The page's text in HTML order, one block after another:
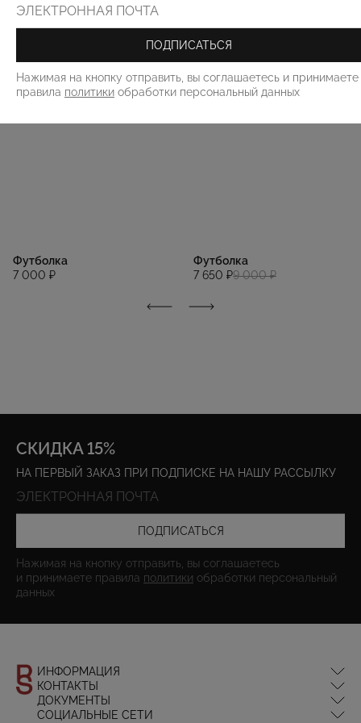
Футболка
7 000 ₽
Футболка
7 650 ₽9 000 ₽
СКИДКА 15%
НА ПЕРВЫЙ ЗАКАЗ ПРИ ПОДПИСКЕ НА НАШУ РАССЫЛКУ
ПОДПИСАТЬСЯ
Нажимая на кнопку отправить, вы соглашаетесь
и принимаете правила политики обработки персональный
данных
ИНФОРМАЦИЯ
Оплата и доставка
Обмен и возврат
КОНТАКТЫ
info@redseptemberdesign.com
ДОКУМЕНТЫ
СОЦИАЛЬНЫЕ СЕТИ
ПОДПИСАТЬСЯ
Нажимая на кнопку отправить, вы соглашаетесь и принимаете
правила политики обработки персональный данных